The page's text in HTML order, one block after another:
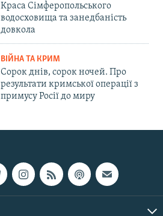
Краса Сімферопольського
водосховища та занедбаність
довкола
ВІЙНА ТА КРИМ
Сорок днів, сорок ночей. Про
результати кримської операції з
примусу Росії до миру